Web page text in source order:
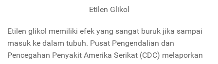
Etilen Glikol
Etilen glikol memiliki efek yang sangat buruk jika sampai
masuk ke dalam tubuh. Pusat Pengendalian dan
Pencegahan Penyakit Amerika Serikat (CDC) melaporkan